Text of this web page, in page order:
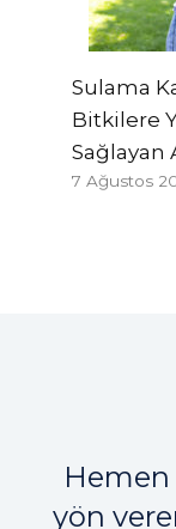
Sulama
Bitkilere
Sağlayan
7 Ağustos
Hemen
yön